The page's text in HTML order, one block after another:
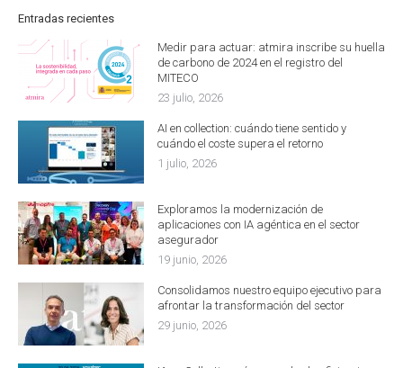
Entradas recientes
Medir para actuar: atmira inscribe su huella
de carbono de 2024 en el registro del
MITECO
23 julio, 2026
AI en collection: cuándo tiene sentido y
cuándo el coste supera el retorno
1 julio, 2026
Exploramos la modernización de
aplicaciones con IA agéntica en el sector
asegurador
19 junio, 2026
Consolidamos nuestro equipo ejecutivo para
afrontar la transformación del sector
29 junio, 2026